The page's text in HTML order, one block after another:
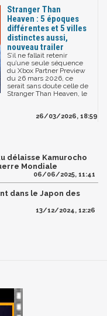
Stranger Than
Heaven : 5 époques
différentes et 5 villes
distinctes aussi,
nouveau trailer
S’il ne fallait retenir
qu’une seule séquence
du Xbox Partner Preview
du 26 mars 2026, ce
serait sans doute celle de
Stranger Than Heaven, le
26/03/2026, 18:59
délaisse Kamurocho
Mondiale
06/06/2025, 11:41
dans le Japon des
13/12/2024, 12:26